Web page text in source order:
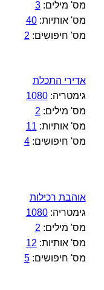
מס' מילים:3
מס' אותיות:40
מס' חיפושים: 2
אדירי התכלת
גימטריה:1080
מס' מילים: 2
מס' אותיות: 11
מס' חיפושים:4
אוהבת רכילות
גימטריה:1080
מס' מילים: 2
מס' אותיות: 12
מס' חיפושים:5